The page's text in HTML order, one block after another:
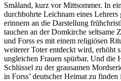
Småland, kurz vor Mittsommer. In
durchbohrte Leichnam eines
erinnern an die Darstellung
tauchen an der Domkirche seltsame
und Forss es mit einem religiösen
weiterer Toter entdeckt wird, erhöht
ungleichen Frauen spürbar. Und die
Schlüssel zu der grausamen
in Forss’ deutscher Heimat zu finden